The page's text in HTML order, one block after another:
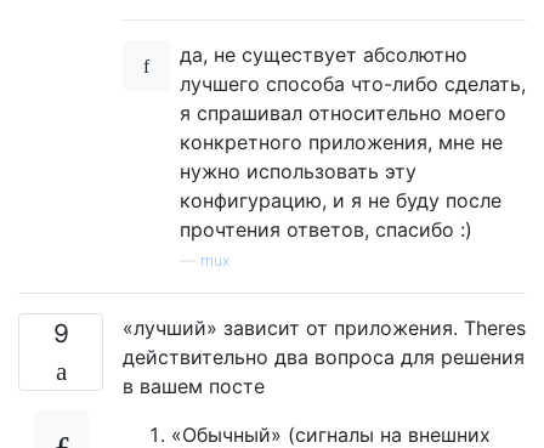
да, не существует абсолютно
лучшего способа что-либо сделать,
я спрашивал относительно моего
конкретного приложения, мне не
нужно использовать эту
конфигурацию, и я не буду после
прочтения ответов, спасибо :)
mux
9
«лучший» зависит от приложения. Theres
действительно два вопроса для решения
в вашем посте
«Обычный» (сигналы на внешних